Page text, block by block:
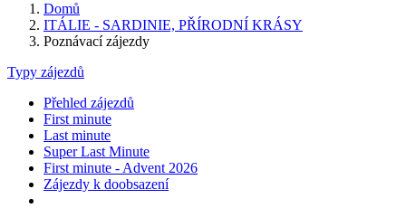
Domů
ITÁLIE - SARDINIE, PŘÍRODNÍ KRÁSY
Poznávací zájezdy
Typy zájezdů
Přehled zájezdů
First minute
Last minute
Super Last Minute
First minute - Advent 2026
Zájezdy k doobsazení